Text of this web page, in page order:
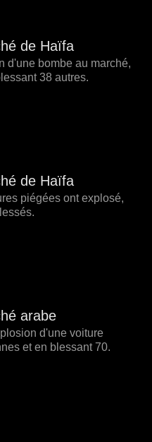
de Haïfa
d'une bombe au marché,
38 autres.
de Haïfa
piégées ont explosé,
arabe
d'une voiture
et en blessant 70.